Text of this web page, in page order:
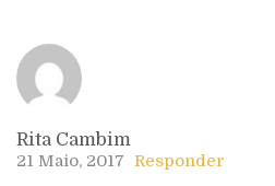
Rita Cambim
21 Maio, 2017 Responder